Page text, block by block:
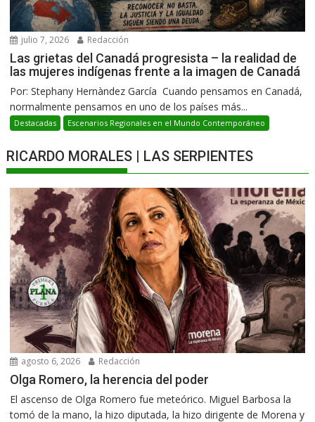
julio 7, 2026 Redacción
Las grietas del Canadá progresista – la realidad de
las mujeres indígenas frente a la imagen de Canadá
Por: Stephany Hernàndez García Cuando pensamos en Canadá,
normalmente pensamos en uno de los países más...
Destacadas Escenarios Regionales en el Mundo Contemporáneo
RICARDO MORALES | LAS SERPIENTES
agosto 6, 2026 Redacción
Olga Romero, la herencia del poder
El ascenso de Olga Romero fue meteórico. Miguel Barbosa la
tomó de la mano, la hizo diputada, la hizo dirigente de Morena y